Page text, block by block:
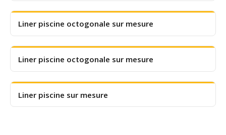
Liner piscine octogonale sur mesure
Liner piscine octogonale sur mesure
Liner piscine sur mesure